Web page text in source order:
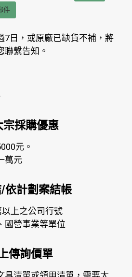
件
7日，或原廠已缺貨不補，將
聯繫告知。
宗採購優惠
元。
萬元
依計劃案結帳
上之公司行號
國營事業等單位
傳詢價單